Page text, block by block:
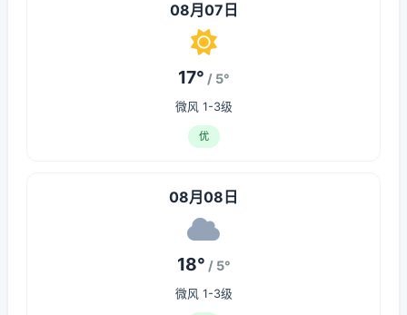
08月07日
17° / 5°
微风 1-3级
优
08月08日
18° / 5°
微风 1-3级